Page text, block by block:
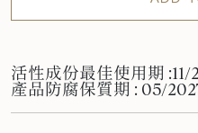
活性成份最佳使用期 :11/
產品防腐保質期 : 05/